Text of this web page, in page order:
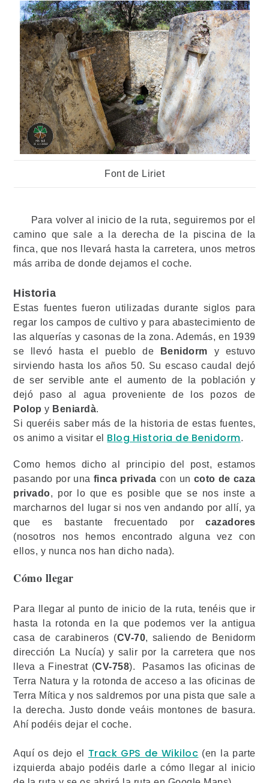
Font de Liriet
Para volver al inicio de la ruta, seguiremos por el
camino que sale a la derecha de la piscina de la
finca, que nos llevará hasta la carretera, unos metros
más arriba de donde dejamos el coche.
Historia
Estas fuentes fueron utilizadas durante siglos para
regar los campos de cultivo y para abastecimiento de
las alquerías y casonas de la zona. Además, en 1939
se llevó hasta el pueblo de
Benidorm y estuvo
sirviendo hasta los años 50. Su escaso caudal dejó
de ser servible ante el aumento de la población y
dejó paso al agua proveniente de los pozos de
Polop y Beniardà.
Si queréis saber más de la historia de estas fuentes,
os animo a visitar el Blog Historia de Benidorm.
Como hemos dicho al principio del post, estamos
pasando por una finca privada con un coto de caza
privado, por lo que es posible que se nos inste a
marcharnos del lugar si nos ven andando por allí, ya
que es bastante frecuentado porcazadores
(nosotros nos hemos encontrado alguna vez con
ellos, y nunca nos han dicho nada).
Cómo llegar
Para llegar al punto de inicio de la ruta, tenéis que ir
hasta la rotonda en la que podemos ver la antigua
casa de carabineros (CV-70, saliendo de Benidorm
dirección La Nucía) y salir por la carretera que nos
lleva a Finestrat (CV-758). Pasamos las oficinas de
Terra Natura y la rotonda de acceso a las oficinas de
Terra Mítica y nos saldremos por una pista que sale a
la derecha. Justo donde veáis montones de basura.
Ahí podéis dejar el coche.
Aquí os dejo el Track GPS de Wikiloc (en la parte
izquierda abajo podéis darle a cómo llegar al inicio